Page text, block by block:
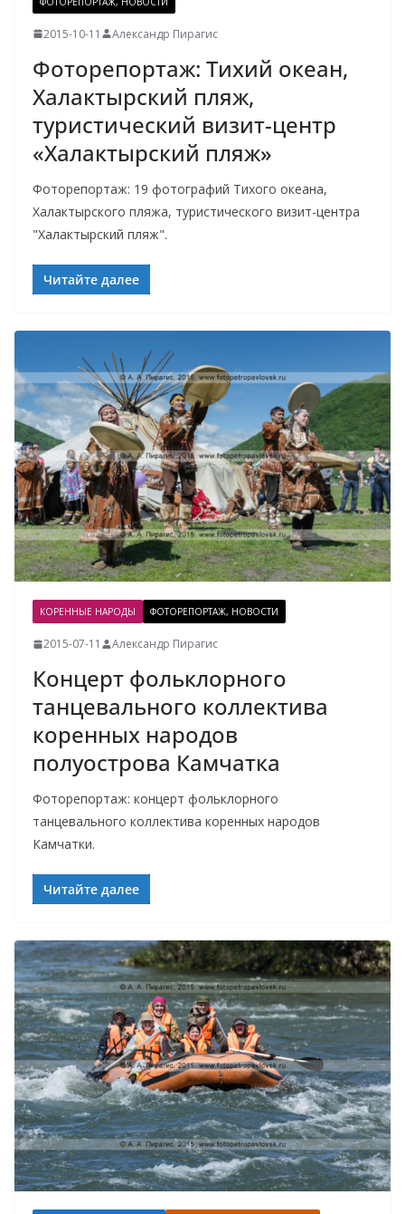
2015-10-11 Александр Пирагис
Фоторепортаж: Тихий океан,
Халактырский пляж,
туристический визит-центр
«Халактырский пляж»
Фоторепортаж: 19 фотографий Тихого океана,
Халактырского пляжа, туристического визит-центра
"Халактырский пляж".
Читайте далее
КОРЕННЫЕ НАРОДЫ ФОТОРЕПОРТАЖ, НОВОСТИ
2015-07-11 Александр Пирагис
Концерт фольклорного
танцевального коллектива
коренных народов
полуострова Камчатка
Фоторепортаж: концерт фольклорного
танцевального коллектива коренных народов
Камчатки.
Читайте далее